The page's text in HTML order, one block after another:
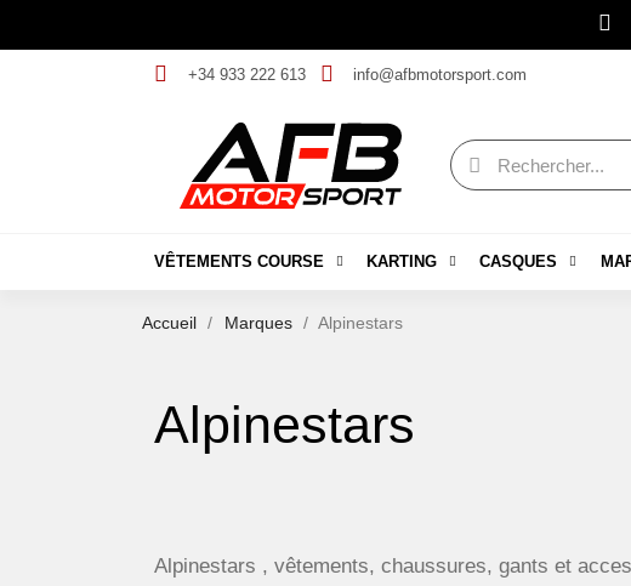
+34 933 222 613 info@afbmotorsport.com
VÊTEMENTS COURSE KARTING CASQUES
Accueil Marques Alpinestars
Alpinestars
Alpinestars , vêtements, chaussures, gants et